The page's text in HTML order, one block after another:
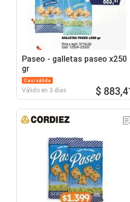
Paseo - galletas paseo x250
gr
Casi válida
Válido en 3 días $